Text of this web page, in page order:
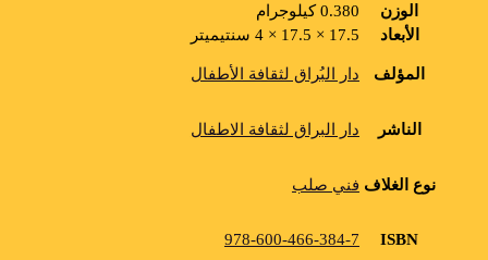
الوزن
0.380 كيلوجرام
الأبعاد
17.5 × 17.5 × 4 سنتيميتر
المؤلف دار البُراق لثقافة الأطفال
الناشر دار البراق لثقافة الاطفال
نوع الغلاف فني صلب
ISBN
978-600-466-384-7